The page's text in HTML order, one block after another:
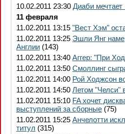
10.02.2011 23:30 Диаби
11 февраля
11.02.2011 13:15 "Вест Хэм"
11.02.2011 13:25 Эшли Янг
Англии (143)
11.02.2011 13:40 Аггер: "При
11.02.2011 13:50 Смоллинг
11.02.2011 14:00 Рой Ходжсон
11.02.2011 14:50 Летом "Челси"
11.02.2011 15:10 FA хочет
выступлений за сборные (75)
11.02.2011 15:25 Анчелотти
титул (315)